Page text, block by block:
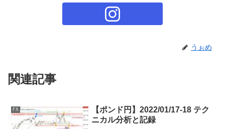
うぉめ
関連記事
FX
【ポンド円】2022/01/17-18 テク
ニカル分析と記録